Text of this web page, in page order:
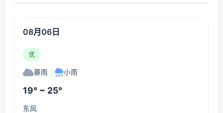
08月06日
优
暴雨 小雨
19° ~ 25°
东风